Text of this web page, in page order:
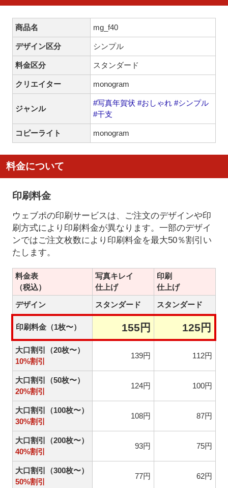
商品名 mg_f40
デザイン区分 シンプル
料金区分 スタンダード
クリエイター monogram
ジャンル
#写真年賀状 #おしゃれ #シンプル
#干支
コピーライト monogram
料金について
印刷料金
ウェブポの印刷サービスは、ご注文のデザインや印
刷方式により印刷料金が異なります。一部のデザイ
ンではご注文枚数により印刷料金を最大50％割引い
たします。
料金表
（税込）
写真キレイ
仕上げ
印刷
仕上げ
デザイン
スタンダード スタンダード
印刷料金（1枚〜） 155円 125円
大口割引（20枚〜）
10%割引
139円 112円
大口割引（50枚〜）
20%割引
124円 100円
大口割引（100枚〜）
30%割引
108円 87円
大口割引（200枚〜）
40%割引
93円 75円
大口割引（300枚〜）
50%割引
77円 62円